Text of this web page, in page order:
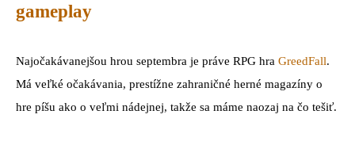
gameplay
Najočakávanejšou hrou septembra je práve RPG hra GreedFall.
Má veľké očakávania, prestížne zahraničné herné magazíny o
hre píšu ako o veľmi nádejnej, takže sa máme naozaj na čo tešiť.